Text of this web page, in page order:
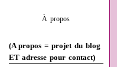
À propos
(A propos = projet du blog
ET adresse pour contact)